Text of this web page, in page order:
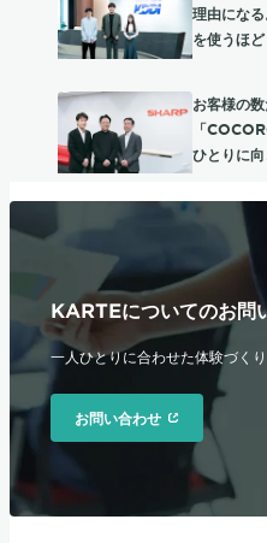
理由にな
を使うほ
お客様の
「
ひとりに
KARTEについてのお問
一人ひとりに合わせた体験づく
お問い合わせ